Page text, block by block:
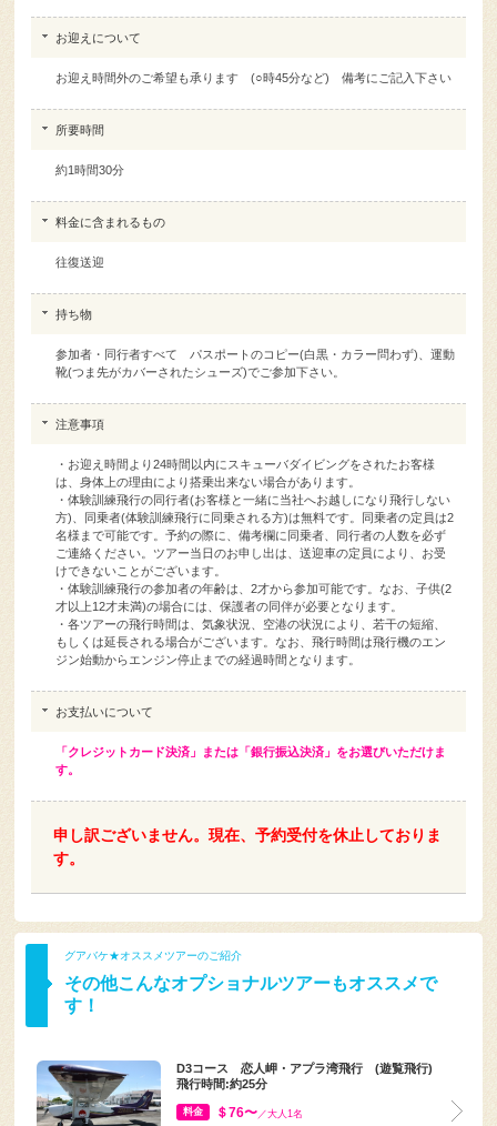
お迎えについて
お迎え時間外のご希望も承ります (○時45分など) 備考にご記入下さい
所要時間
約1時間30分
料金に含まれるもの
往復送迎
持ち物
参加者・同行者すべて パスポートのコピー(白黒・カラー問わず)、運動
靴(つま先がカバーされたシューズ)でご参加下さい。
注意事項
・お迎え時間より24時間以内にスキューバダイビングをされたお客様
は、身体上の理由により搭乗出来ない場合があります。
・体験訓練飛行の同行者(お客様と一緒に当社へお越しになり飛行しない
方)、同乗者(体験訓練飛行に同乗される方)は無料です。同乗者の定員は2
名様まで可能です。予約の際に、備考欄に同乗者、同行者の人数を必ず
ご連絡ください。ツアー当日のお申し出は、送迎車の定員により、お受
けできないことがございます。
・体験訓練飛行の参加者の年齢は、2才から参加可能です。なお、子供(2
才以上12才未満)の場合には、保護者の同伴が必要となります。
・各ツアーの飛行時間は、気象状況、空港の状況により、若干の短縮、
もしくは延長される場合がございます。なお、飛行時間は飛行機のエン
ジン始動からエンジン停止までの経過時間となります。
お支払いについて
「クレジットカード決済」または「銀行振込決済」をお選びいただけま
す。
申し訳ございません。現在、予約受付を休止しておりま
す。
グアバケ★オススメツアーのご紹介
その他こんなオプショナルツアーもオススメで
す！
D3コース 恋人岬・アプラ湾飛行 (遊覧飛行)
飛行時間:約25分
料金 ＄76〜／大人1名